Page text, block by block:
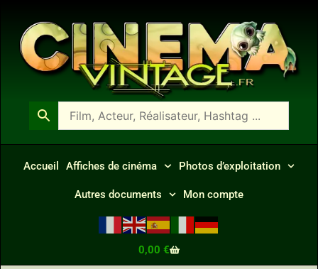
Accueil Affiches de cinéma Photos d’exploitation
Autres documents Mon compte
0,00 €